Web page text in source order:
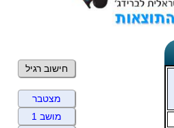
חישוב רגיל
מצטבר
מושב 1